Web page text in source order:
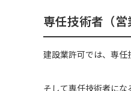
専任技術者（
建設業許可では、専任
そして専任技術者にな